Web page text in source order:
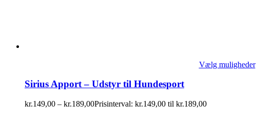
Vælg muligheder
Sirius Apport – Udstyr til Hundesport
kr.149,00 – kr.189,00Prisinterval: kr.149,00 til kr.189,00